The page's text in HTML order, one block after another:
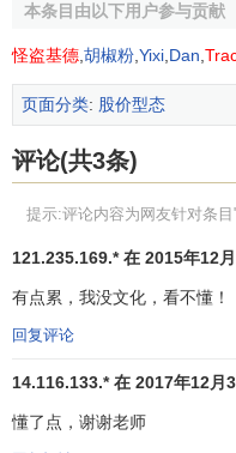
本条目由以下用户参与贡献
怪盗基德 胡椒粉 Yixi Dan
页面分类: 股价型态
评论(共3条)
提示:评论内容为网友针对条目
121.235.169.* 在 2015年12
有点累，我没文化，看不懂！
回复评论
14.116.133.* 在 2017年12月
懂了点，谢谢老师